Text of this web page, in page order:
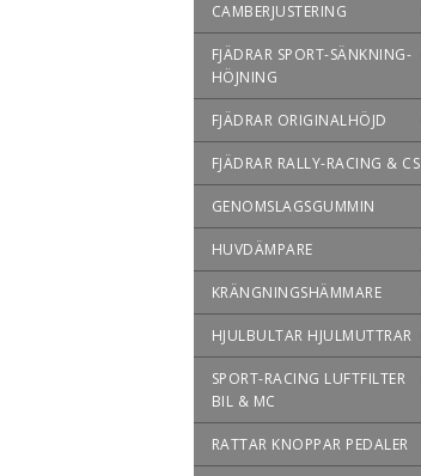
CAMBERJUSTERING
FJÄDRAR SPORT-SÄNKNING-
HÖJNING
FJÄDRAR ORIGINALHÖJD
FJÄDRAR RALLY-RACING & CS
GENOMSLAGSGUMMIN
HUVDÄMPARE
KRÄNGNINGSHÄMMARE
HJULBULTAR HJULMUTTRAR
SPORT-RACING LUFTFILTER
BIL & MC
RATTAR KNOPPAR PEDALER